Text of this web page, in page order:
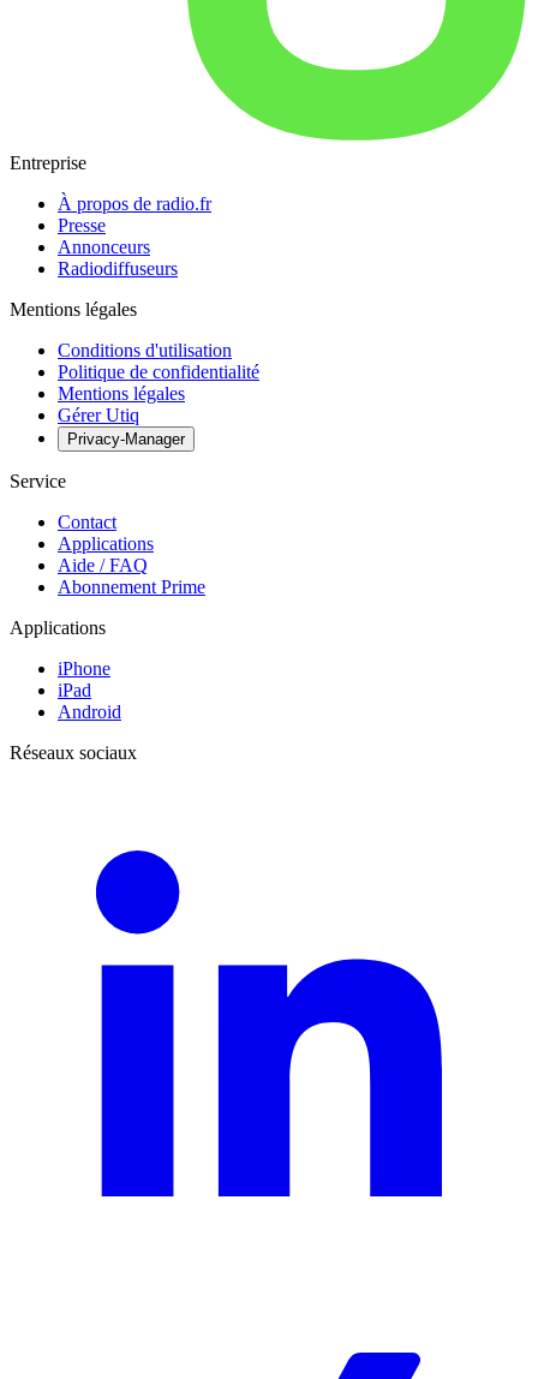
Entreprise
À propos de radio.fr
Presse
Annonceurs
Radiodiffuseurs
Mentions légales
Conditions d'utilisation
Politique de confidentialité
Mentions légales
Gérer Utiq
Privacy-Manager
Service
Contact
Applications
Aide / FAQ
Abonnement Prime
Applications
iPhone
iPad
Android
Réseaux sociaux